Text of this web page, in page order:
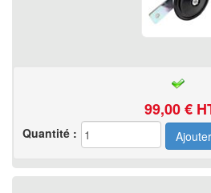
99,00€
Quantité :